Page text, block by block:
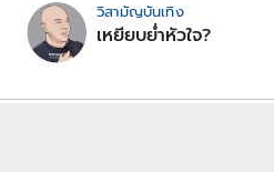
วิสามัญบันเทิง
เหยียบย่ำหัวใจ?